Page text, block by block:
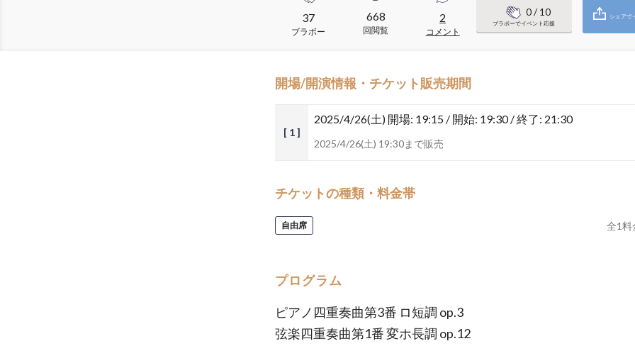
37
ブラボー
668
回閲覧
2
コメント
0/ 10
ブラボーでイベント応援
シェアで
開場/開演情報・チケット販売期間
[ 1 ]
2025/4/26(土) 開場: 19:15 / 開始: 19:30 / 終了: 21:30
2025/4/26(土) 19:30まで販売
チケットの種類・料金帯
自由席 全1料
プログラム
ピアノ四重奏曲第3番 ロ短調 op.3
弦楽四重奏曲第1番 変ホ長調 op.12